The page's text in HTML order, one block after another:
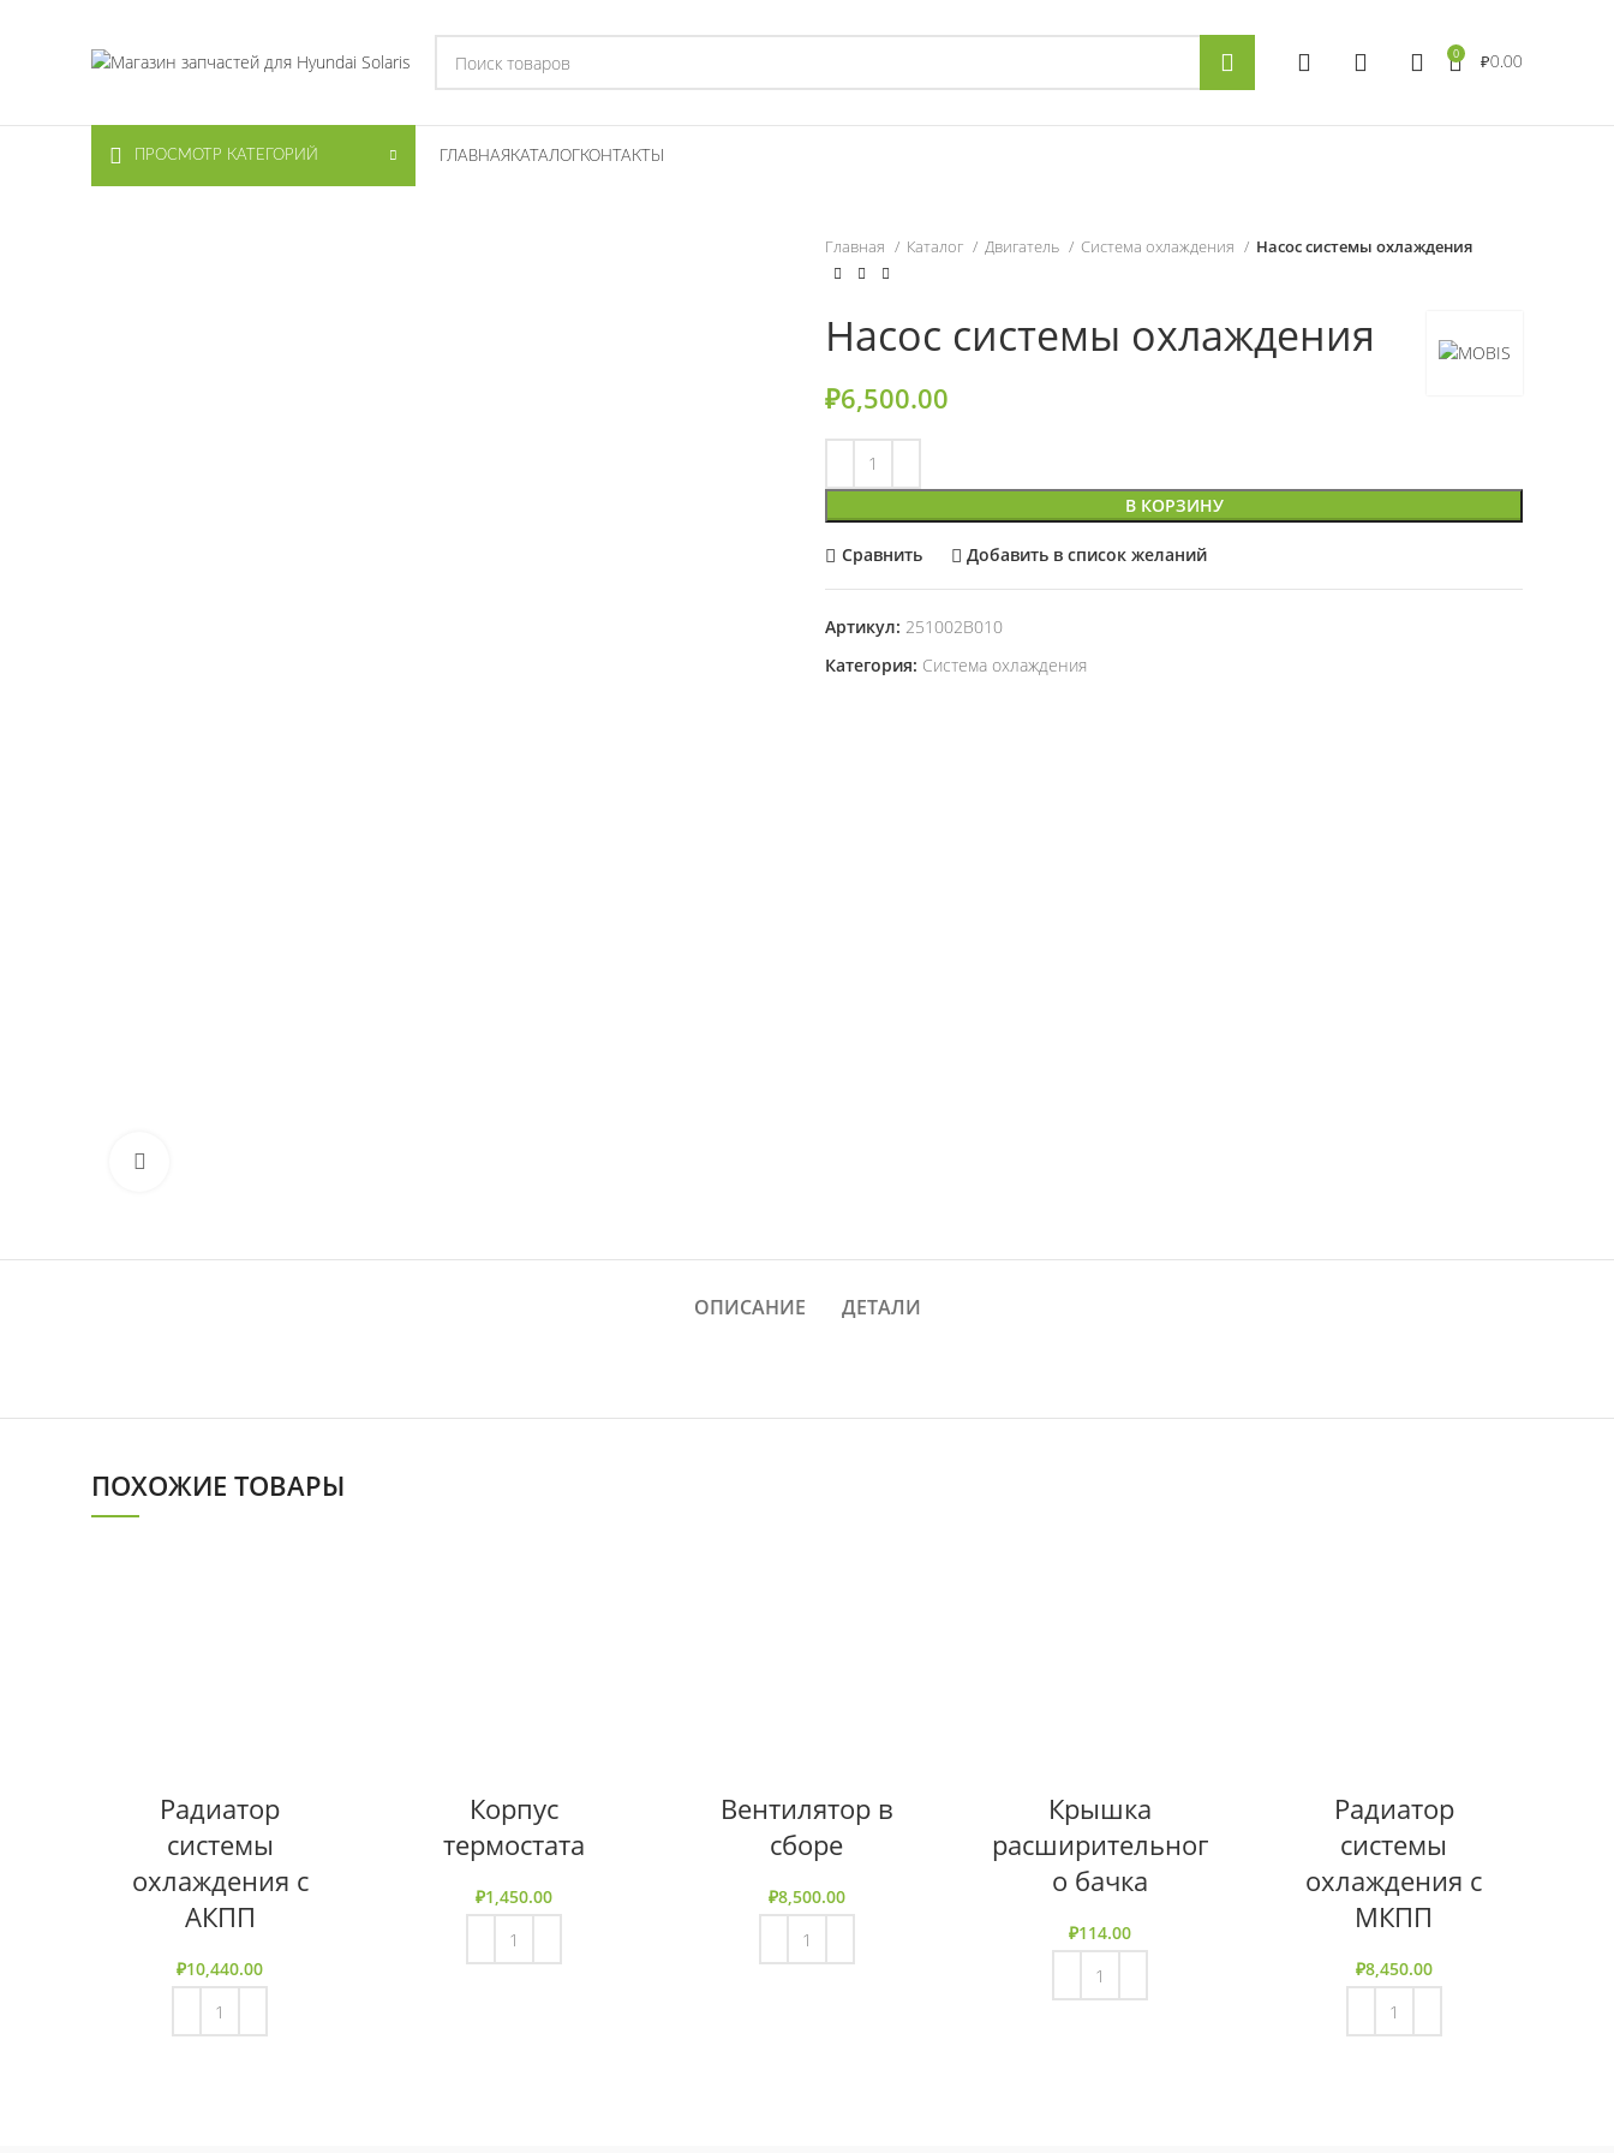
0
₽0.00
ПРОСМОТР КАТЕГОРИЙ ГЛАВНАЯ КАТАЛОГ КОНТАКТЫ
Главная Каталог Двигатель Система охлаждения Насос системы охлаждения
Насос системы охлаждения
₽6,500.00
В КОРЗИНУ
Сравнить Добавить в список желаний
Артикул: 251002B010
Категория: Система охлаждения
ОПИСАНИЕ ДЕТАЛИ
ПОХОЖИЕ ТОВАРЫ
Радиатор
системы
охлаждения с
АКПП
₽10,440.00
Корпус
термостата
₽1,450.00
Вентилятор в
сборе
₽8,500.00
Крышка
расширительног
о бачка
₽114.00
Радиатор
системы
охлаждения с
МКПП
₽8,450.00